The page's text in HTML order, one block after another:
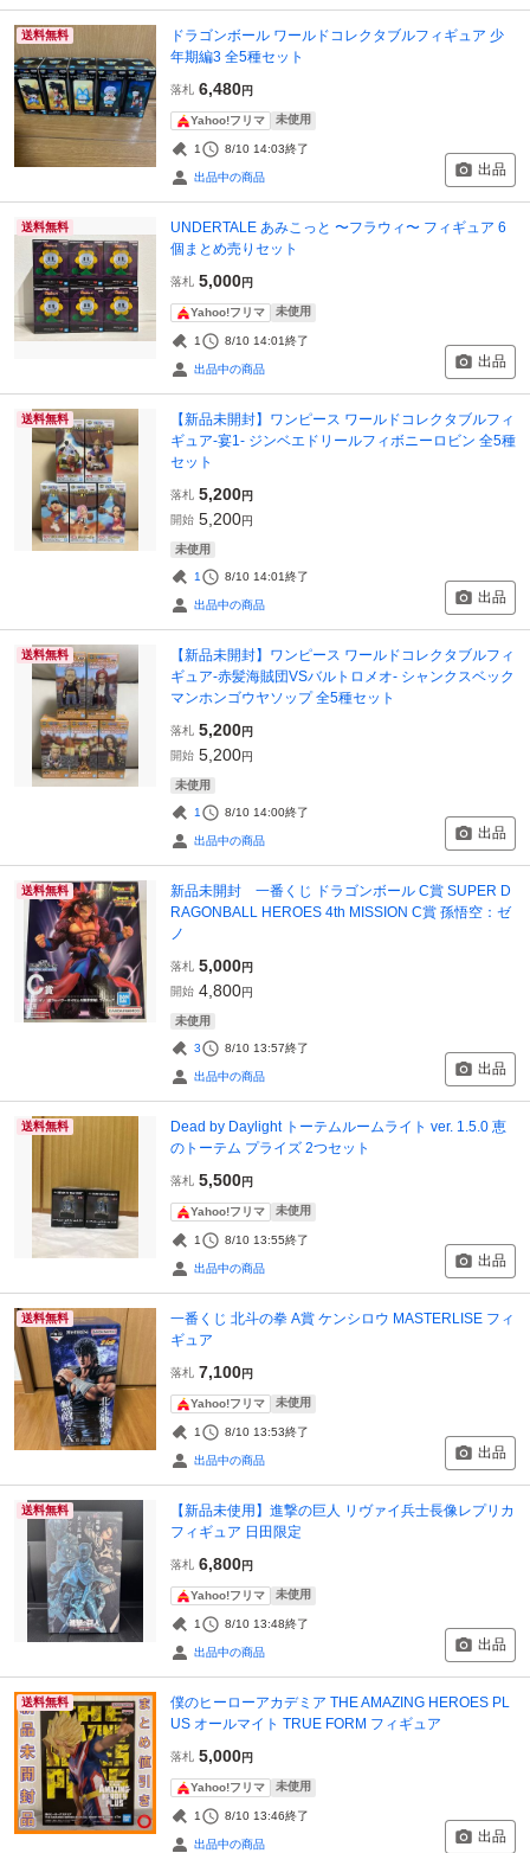
送料無料
ドラゴンボール ワールドコレクタブルフィギュア 少
年期編3 全5種セット
落札 6,480円
Yahoo!フリマ 未使用
1 8/10 14:03終了
出品中の商品 出品
送料無料
UNDERTALE あみこっと 〜フラウィ〜 フィギュア 6
個まとめ売りセット
落札 5,000円
Yahoo!フリマ 未使用
1 8/10 14:01終了
出品中の商品 出品
送料無料
【新品未開封】ワンピース ワールドコレクタブルフィ
ギュア-宴1- ジンベエドリールフィボニーロビン 全5種
セット
落札 5,200円
開始 5,200円
未使用
1 8/10 14:01終了
出品中の商品 出品
送料無料
【新品未開封】ワンピース ワールドコレクタブルフィ
ギュア-赤髪海賊団VSバルトロメオ- シャンクスベック
マンホンゴウヤソップ 全5種セット
落札 5,200円
開始 5,200円
未使用
1 8/10 14:00終了
出品中の商品 出品
送料無料
新品未開封 一番くじ ドラゴンボール C賞 SUPER D
RAGONBALL HEROES 4th MISSION C賞 孫悟空：ゼ
ノ
落札 5,000円
開始 4,800円
未使用
3 8/10 13:57終了
出品中の商品 出品
送料無料
Dead by Daylight トーテムルームライト ver. 1.5.0 恵
のトーテム プライズ 2つセット
落札 5,500円
Yahoo!フリマ 未使用
1 8/10 13:55終了
出品中の商品 出品
送料無料
一番くじ 北斗の拳 A賞 ケンシロウ MASTERLISE フィ
ギュア
落札 7,100円
Yahoo!フリマ 未使用
1 8/10 13:53終了
出品中の商品 出品
送料無料
【新品未使用】進撃の巨人 リヴァイ兵士長像レプリカ
フィギュア 日田限定
落札 6,800円
Yahoo!フリマ 未使用
1 8/10 13:48終了
出品中の商品 出品
送料無料
僕のヒーローアカデミア THE AMAZING HEROES PL
US オールマイト TRUE FORM フィギュア
落札 5,000円
Yahoo!フリマ 未使用
1 8/10 13:46終了
出品中の商品 出品